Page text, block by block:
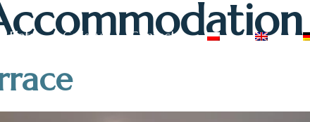
Flats Gallery Contact